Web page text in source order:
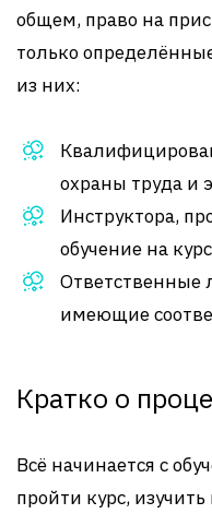
общем, право на
только
из них:
охраны труда и
Инструктора,
обучение на
Ответственные
имеющие
Кратко о
Всё начинается с
пройти курс,